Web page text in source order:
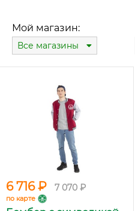
Мой магазин:
Все магазины
6 716 ₽ 7 070 ₽
по карте